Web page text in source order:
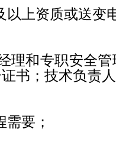
上资质或送变
理和专职安全
书；技术负责
要；